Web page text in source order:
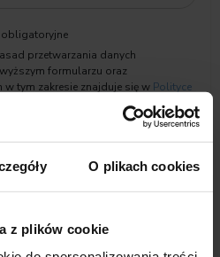
O plikach cookies
z plików cookie
obligatoryjne
przetwarzania danych
formularzu oraz
w tym zakresie znajduje się w Polityce